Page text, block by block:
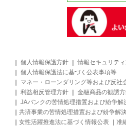
個人情報保護方針
情報セキュリテ
個人情報保護法に基づく公表事項等
マネー・ローンダリング等および反社
利益相反管理方針
金融商品の勧誘
JAバンクの苦情処理措置および紛争解
共済事業の苦情処理措置および紛争解
女性活躍推進法に基づく情報公表
准